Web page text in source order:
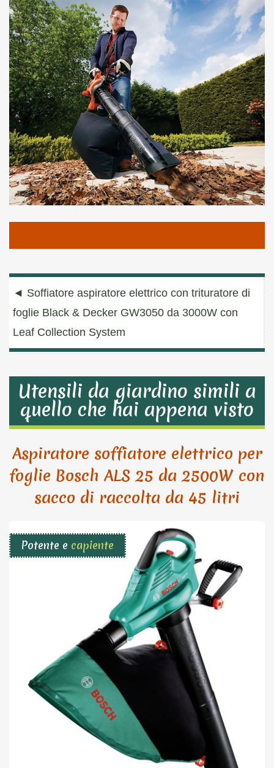
Navigazione
articoli
◄ Soffiatore aspiratore elettrico con trituratore di
foglie Black & Decker GW3050 da 3000W con
Leaf Collection System
Utensili da giardino simili a
quello che hai appena visto
Aspiratore soffiatore elettrico per
foglie Bosch ALS 25 da 2500W con
sacco di raccolta da 45 litri
Potente e capiente